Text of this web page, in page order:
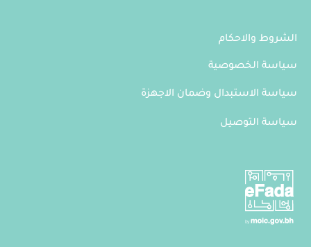
الشروط والاحكام
سياسة الخصوصية
سياسة الاستبدال وضمان الاجهزة
سياسة التوصيل